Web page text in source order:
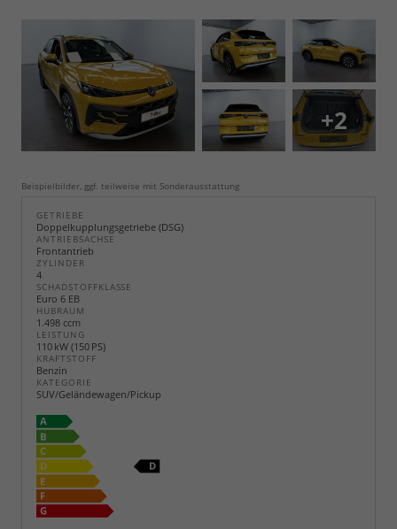
+2
Beispielbilder, ggf. teilweise mit Sonderausstattung
GETRIEBE
Doppelkupplungsgetriebe (DSG)
ANTRIEBSACHSE
Frontantrieb
ZYLINDER
4
SCHADSTOFFKLASSE
Euro 6 EB
HUBRAUM
1.498 ccm
LEISTUNG
110 kW (150 PS)
KRAFTSTOFF
Benzin
KATEGORIE
SUV/Geländewagen/Pickup